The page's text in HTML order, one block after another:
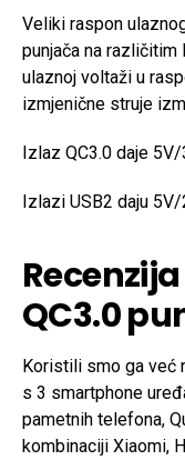
Veliki raspon
punjača na različitim
ulaznoj voltaži u
izmjenične struje
Izlaz QC3.0 daje
Izlazi USB2 daju
QC3.0
Koristili smo ga već
s 3 smartphone
pametnih telefona,
kombinaciji Xiaomi,